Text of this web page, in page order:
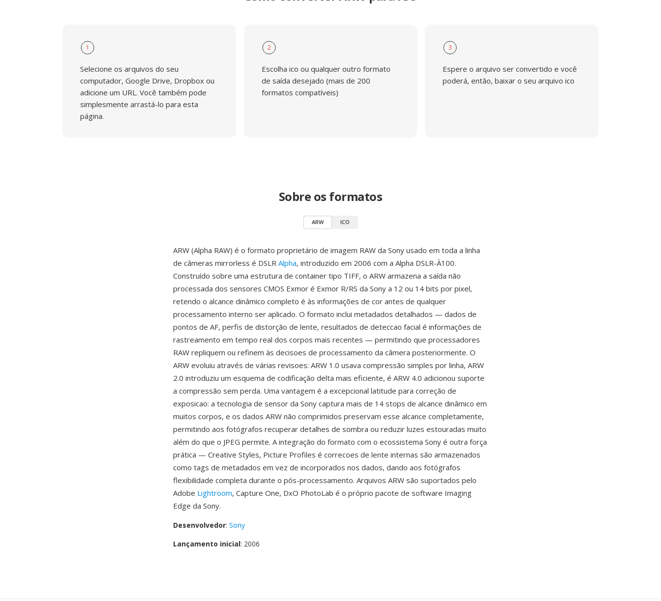
1
Selecione os arquivos do seu
computador, Google Drive, Dropbox ou
adicione um URL. Você também pode
simplesmente arrastá-lo para esta
página.
2
Escolha ico ou qualquer outro formato
de saída desejado (mais de 200
formatos compatíveis)
3
Espere o arquivo ser convertido e você
poderá, então, baixar o seu arquivo ico
Sobre os formatos
ARW ICO
ARW (Alpha RAW) é o formato proprietário de imagem RAW da Sony usado em toda a linha
de câmeras mirrorless é DSLR Alpha, introduzido em 2006 com a Alpha DSLR-À100.
Construído sobre uma estrutura de container tipo TIFF, o ARW armazena a saída não
processada dos sensores CMOS Exmor é Exmor R/RS da Sony a 12 ou 14 bits por pixel,
retendo o alcance dinâmico completo é às informações de cor antes de qualquer
processamento interno ser aplicado. O formato inclui metadados detalhados — dados de
pontos de AF, perfis de distorção de lente, resultados de deteccao facial é informações de
rastreamento em tempo real dos corpos mais recentes — permitindo que processadores
RAW repliquem ou refinem às decisoes de processamento da câmera posteriormente. O
ARW evoluiu através de várias revisoes: ARW 1.0 usava compressão simples por linha, ARW
2.0 introduziu um esquema de codificação delta mais eficiente, é ARW 4.0 adicionou suporte
a compressão sem perda. Uma vantagem é a excepcional latitude para correção de
exposicao: a tecnologia de sensor da Sony captura mais de 14 stops de alcance dinâmico em
muitos corpos, e os dados ARW não comprimidos preservam esse alcance completamente,
permitindo aos fotógrafos recuperar detalhes de sombra ou reduzir luzes estouradas muito
além do que o JPEG permite. A integração do formato com o ecossistema Sony é outra força
prática — Creative Styles, Picture Profiles é correcoes de lente internas são armazenados
como tags de metadados em vez de incorporados nos dados, dando aos fotógrafos
flexibilidade completa durante o pós-processamento. Arquivos ARW são suportados pelo
Adobe Lightroom, Capture One, DxO PhotoLab é o próprio pacote de software Imaging
Edge da Sony.
Desenvolvedor: Sony
Lançamento inicial: 2006